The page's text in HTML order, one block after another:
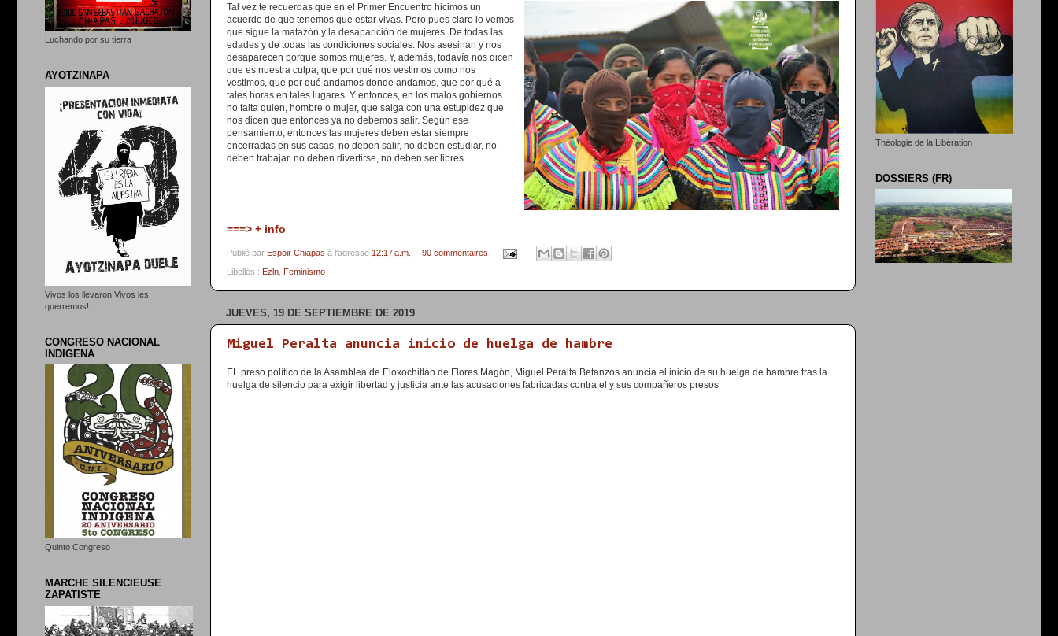
Tal vez te recuerdas que en el Primer Encuentro hicimos un
acuerdo de que tenemos que estar vivas. Pero pues claro lo vemos
que sigue la matazón y la desaparición de mujeres. De todas las
edades y de todas las condiciones sociales. Nos asesinan y nos
desaparecen porque somos mujeres. Y, además, todavía nos dicen
que es nuestra culpa, que por qué nos vestimos como nos
vestimos, que por qué andamos donde andamos, que por qué a
tales horas en tales lugares. Y entonces, en los malos gobiernos
no falta quien, hombre o mujer, que salga con una estupidez que
nos dicen que entonces ya no debemos salir. Según ese
pensamiento, entonces las mujeres deben estar siempre
encerradas en sus casas, no deben salir, no deben estudiar, no
deben trabajar, no deben divertirse, no deben ser libres.
===> + info
Publié par Espoir Chiapas à l'adresse 12:17 a.m. 90 commentaires
Libellés : Ezln Feminismo
JUEVES, 19 DE SEPTIEMBRE DE 2019
Miguel Peralta anuncia inicio de huelga de hambre
EL preso político de la Asamblea de Eloxochitlán de Flores Magón, Miguel Peralta Betanzos anuncia el inicio de su huelga de hambre tras la
huelga de silencio para exigir libertad y justicia ante las acusaciones fabricadas contra el y sus compañeros presos
Luchando por su tierra
AYOTZINAPA
Vivos los llevaron Vivos les
querremos!
CONGRESO NACIONAL
INDIGENA
Quinto Congreso
MARCHE SILENCIEUSE
ZAPATISTE
Théologie de la Libération
DOSSIERS (FR)